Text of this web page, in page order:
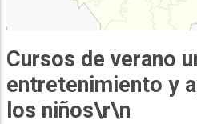
Cursos de verano
entretenimiento y
los niños\r\n